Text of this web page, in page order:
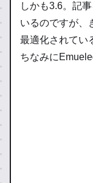
しかも3.6。記
いるのですが、
最適化されてい
ちなみに